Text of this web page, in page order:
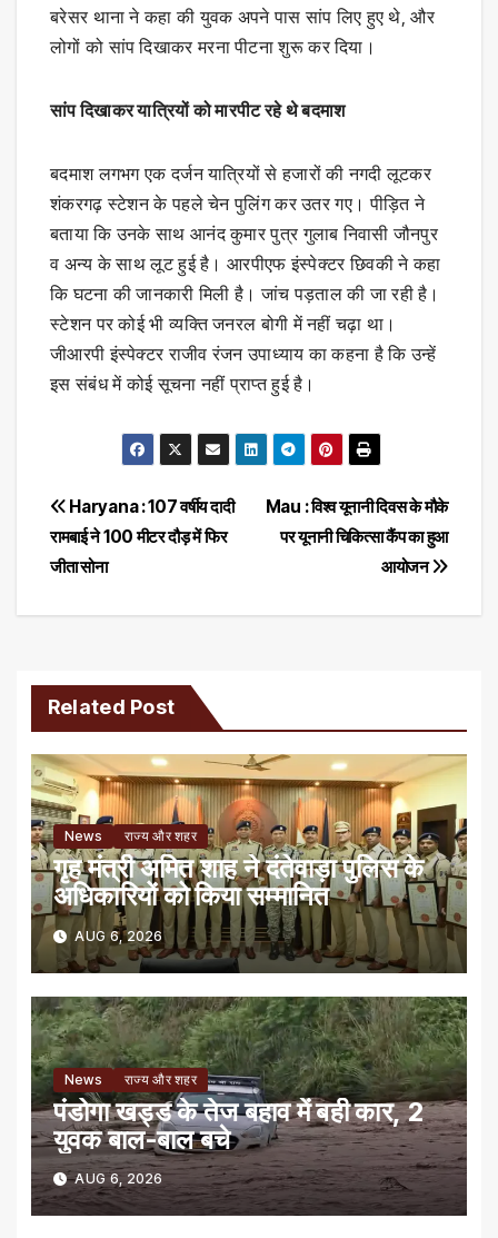
बरेसर थाना ने कहा की युवक अपने पास सांप लिए हुए थे, और
लोगों को सांप दिखाकर मरना पीटना शुरू कर दिया।
सांप दिखाकर यात्रियों को मारपीट रहे थे बदमाश
बदमाश लगभग एक दर्जन यात्रियों से हजारों की नगदी लूटकर
शंकरगढ़ स्टेशन के पहले चेन पुलिंग कर उतर गए। पीड़ित ने
बताया कि उनके साथ आनंद कुमार पुत्र गुलाब निवासी जौनपुर
व अन्य के साथ लूट हुई है। आरपीएफ इंस्पेक्टर छिवकी ने कहा
कि घटना की जानकारी मिली है। जांच पड़ताल की जा रही है।
स्टेशन पर कोई भी व्यक्ति जनरल बोगी में नहीं चढ़ा था।
जीआरपी इंस्पेक्टर राजीव रंजन उपाध्याय का कहना है कि उन्हें
इस संबंध में कोई सूचना नहीं प्राप्त हुई है।
Post
navigation
Mau : विश्व यूनानी दिवस के मौके
पर यूनानी चिकित्सा कैंप का हुआ
आयोजन
Haryana : 107 वर्षीय दादी
रामबाई ने 100 मीटर दौड़ में फिर
जीता सोना
Related Post
News राज्य और शहर
गृह मंत्री अमित शाह ने दंतेवाड़ा पुलिस के
अधिकारियों को किया सम्मानित
AUG 6, 2026
News राज्य और शहर
पंडोगा खड्ड के तेज बहाव में बही कार, 2
युवक बाल-बाल बचे
AUG 6, 2026